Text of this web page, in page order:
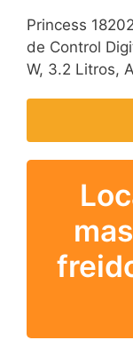
Princess
de Control
W, 3.2 Litros,